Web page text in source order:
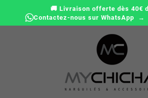
🚚 Livraison offerte dès 40€
Contactez-nous sur WhatsApp →